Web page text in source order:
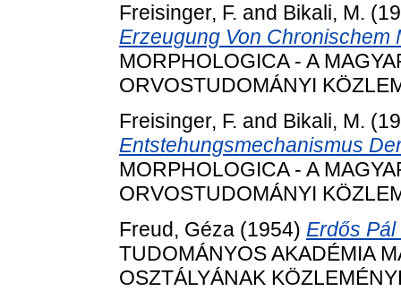
Freisinger, F. and Bikali, M.
Erzeugung Von Chronischem
MORPHOLOGICA - A
ORVOSTUDOMÁNYI
Freisinger, F. and Bikali, M.
Entstehungsmechanismus
MORPHOLOGICA - A
ORVOSTUDOMÁNYI
Freud, Géza (1954) Erdős
TUDOMÁNYOS AKADÉMIA
OSZTÁLYÁNAK